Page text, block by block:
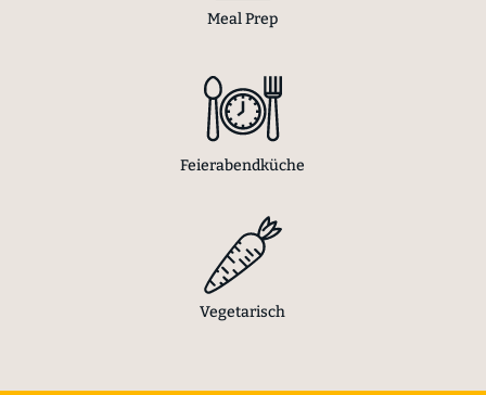
Meal Prep
Feierabendküche
Vegetarisch